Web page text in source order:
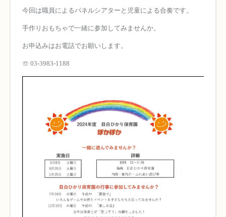
今回は職員によるパネルシアターと児童による合奏です。
手作りおもちゃで一緒に参加してみませんか。
お申込みはお電話でお願いします。
☏ 03-3983-1188